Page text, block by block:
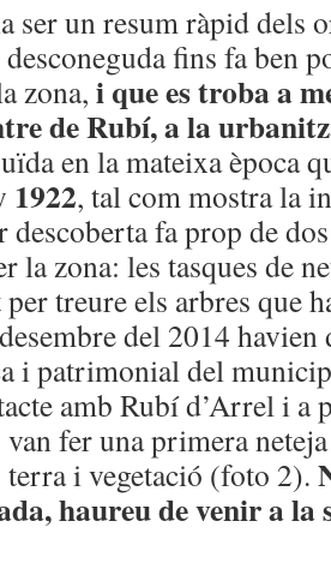
ser un resum ràpid dels
desconeguda fins fa ben
zona, i que es troba a
de Rubí, a la
en la mateixa època
1922, tal com mostra la
descoberta fa prop de
la zona: les tasques de
treure els arbres que
del 2014 havien
i patrimonial del
amb Rubí d’Arrel i a
fer una primera
i vegetació (foto 2).
haureu de venir a la